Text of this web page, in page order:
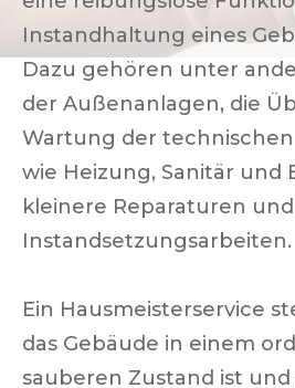
Instandhaltung eines
Dazu gehören unter
der Außenanlagen, die
Wartung der
wie Heizung, Sanitär und
kleinere Reparaturen und
Instandsetzungsarbeiten.
Ein Hausmeisterservice
das Gebäude in einem
sauberen Zustand ist